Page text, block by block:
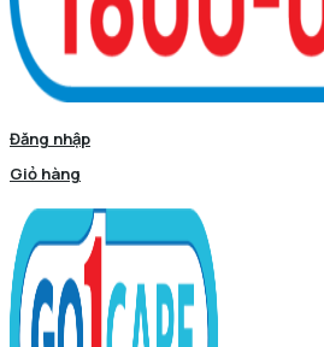
Đăng nhập
Giỏ hàng